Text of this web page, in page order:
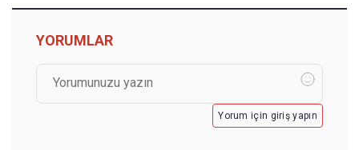
YORUMLAR
Yorum için giriş yapın